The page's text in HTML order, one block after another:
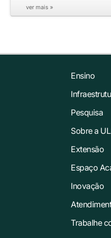
ver mais »
Ensino
Pesquisa
Sobre a
Extensão
Espaço
Inovação
Trabalhe